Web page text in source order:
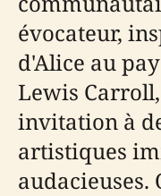
évocateur,
d'Alice au
Lewis
invitation à
artistiques
audacieuses.